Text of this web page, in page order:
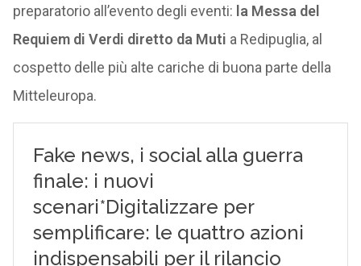
preparatorio all’evento degli eventi: la Messa del
Requiem di Verdi diretto da Muti a Redipuglia, al
cospetto delle più alte cariche di buona parte della
Mitteleuropa.